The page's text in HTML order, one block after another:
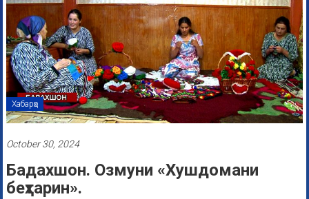
Хабарҳо
October 30, 2024
Бадахшон. Oзмуни «Хушдомани
беҳтарин».